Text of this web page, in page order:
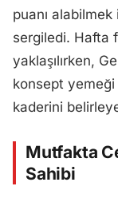
puanı
sergiledi. Hafta
yaklaşılırken,
konsept yemeği
kaderini
Mutfakta
Sahibi